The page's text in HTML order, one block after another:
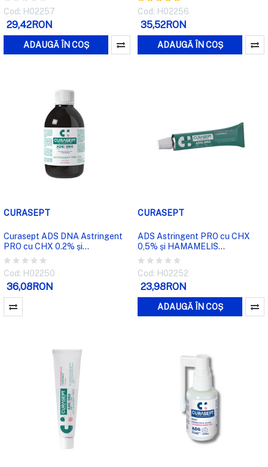
Cod: H02257
29,42RON
ADAUGĂ ÎN COȘ
Cod: H02256
35,52RON
ADAUGĂ ÎN COȘ
CURASEPT
Curasept ADS DNA Astringent
PRO cu CHX 0.2% și
HAMAMELIS VIRGINIANA - Apă
Cod: H02250
36,08RON
CURASEPT
ADS Astringent PRO cu CHX
0,5% și HAMAMELIS
VIRGINIANA - Gel parodontal
Cod: H02252
23,98RON
ADAUGĂ ÎN COȘ